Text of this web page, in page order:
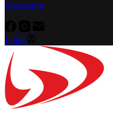
Магазини
Login